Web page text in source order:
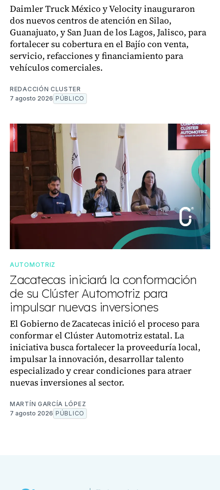
Daimler Truck México y Velocity inauguraron
dos nuevos centros de atención en Silao,
Guanajuato, y San Juan de los Lagos, Jalisco, para
fortalecer su cobertura en el Bajío con venta,
servicio, refacciones y financiamiento para
vehículos comerciales.
REDACCIÓN CLUSTER
7 agosto 2026 PÚBLICO
AUTOMOTRIZ
Zacatecas iniciará la conformación
de su Clúster Automotriz para
impulsar nuevas inversiones
El Gobierno de Zacatecas inició el proceso para
conformar el Clúster Automotriz estatal. La
iniciativa busca fortalecer la proveeduría local,
impulsar la innovación, desarrollar talento
especializado y crear condiciones para atraer
nuevas inversiones al sector.
MARTÍN GARCÍA LÓPEZ
7 agosto 2026 PÚBLICO